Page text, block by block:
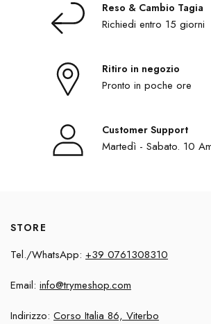
Reso & Cambio Tagia
Richiedi entro 15 giorni
Ritiro in negozio
Pronto in poche ore
Customer Support
Martedì - Sabato. 10
STORE
Tel./WhatsApp:+39 0761308310
Email:info@trymeshop.com
Indirizzo:Corso Italia 86, Viterbo